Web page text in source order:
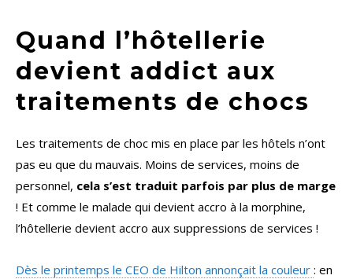
Quand l’hôtellerie
devient addict aux
traitements de chocs
Les traitements de choc mis en place par les hôtels n’ont
pas eu que du mauvais. Moins de services, moins de
personnel, cela s’est traduit parfois par plus de marge
! Et comme le malade qui devient accro à la morphine,
l’hôtellerie devient accro aux suppressions de services !
Dès le printemps le CEO de Hilton annonçait la couleur : en